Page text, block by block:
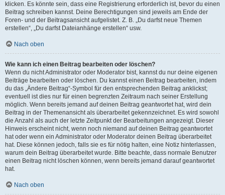
klicken. Es könnte sein, dass eine Registrierung erforderlich ist, bevor du einen
Beitrag schreiben kannst. Deine Berechtigungen sind jeweils am Ende der
Foren- und der Beitragsansicht aufgelistet. Z. B. „Du darfst neue Themen
erstellen“, „Du darfst Dateianhänge erstellen“ usw.
Nach oben
Wie kann ich einen Beitrag bearbeiten oder löschen?
Wenn du nicht Administrator oder Moderator bist, kannst du nur deine eigenen
Beiträge bearbeiten oder löschen. Du kannst einen Beitrag bearbeiten, indem
du das „Ändere Beitrag“-Symbol für den entsprechenden Beitrag anklickst;
eventuell ist dies nur für einen begrenzten Zeitraum nach seiner Erstellung
möglich. Wenn bereits jemand auf deinen Beitrag geantwortet hat, wird dein
Beitrag in der Themenansicht als überarbeitet gekennzeichnet. Es wird sowohl
die Anzahl als auch der letzte Zeitpunkt der Bearbeitungen angezeigt. Dieser
Hinweis erscheint nicht, wenn noch niemand auf deinen Beitrag geantwortet
hat oder wenn ein Administrator oder Moderator deinen Beitrag überarbeitet
hat. Diese können jedoch, falls sie es für nötig halten, eine Notiz hinterlassen,
warum dein Beitrag überarbeitet wurde. Bitte beachte, dass normale Benutzer
einen Beitrag nicht löschen können, wenn bereits jemand darauf geantwortet
hat.
Nach oben